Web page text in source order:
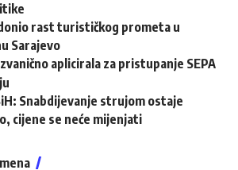
rast turističkog prometa u
Sarajevo
aplicirala za pristupanje SEPA
Snabdijevanje strujom ostaje
cijene se neće mijenjati